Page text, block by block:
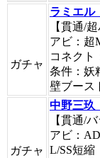
ガチャ
ラミエル
【貫通/
アビ：超
コネクト
条件：妖
壁ブース
ガチャ
中野三玖
【貫通/
アビ：
L/SS短縮